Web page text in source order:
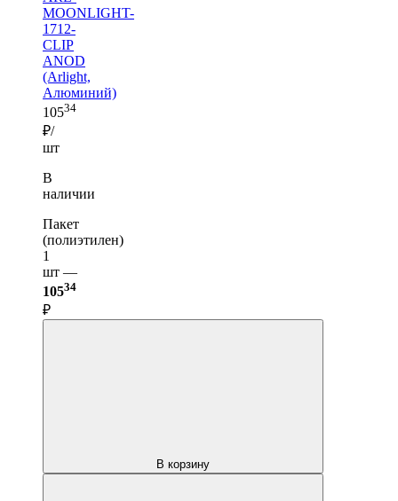
MOONLIGHT-
1712-
CLIP
ANOD
(Arlight,
Алюминий)
10534
₽/
шт
В
наличии
Пакет
(полиэтилен)
1
шт —
10534
₽
В корзину